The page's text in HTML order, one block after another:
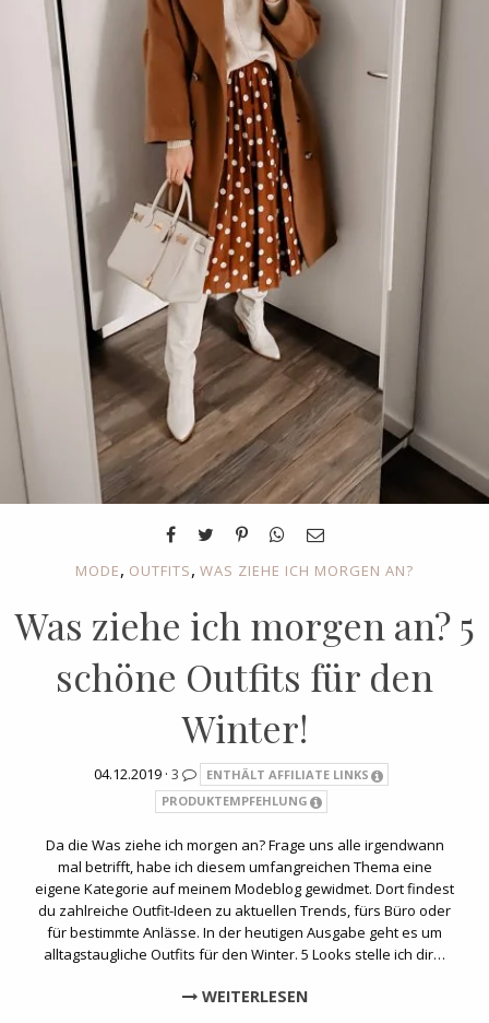
MODE, OUTFITS, WAS ZIEHE ICH MORGEN AN?
Was ziehe ich morgen an? 5
schöne Outfits für den
Winter!
04.12.2019 · 3
ENTHÄLT AFFILIATE LINKS
PRODUKTEMPFEHLUNG
Da die Was ziehe ich morgen an? Frage uns alle irgendwann
mal betrifft, habe ich diesem umfangreichen Thema eine
eigene Kategorie auf meinem Modeblog gewidmet. Dort findest
du zahlreiche Outfit-Ideen zu aktuellen Trends, fürs Büro oder
für bestimmte Anlässe. In der heutigen Ausgabe geht es um
alltagstaugliche Outfits für den Winter. 5 Looks stelle ich dir…
WEITERLESEN